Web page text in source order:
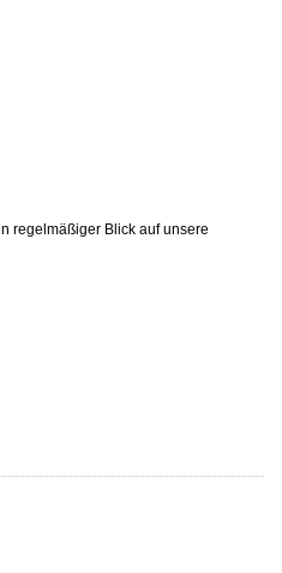
regelmäßiger Blick auf unsere